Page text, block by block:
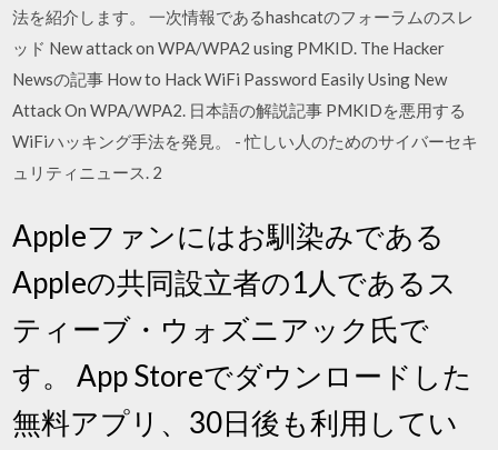
法を紹介します。 一次情報であるhashcatのフォーラムのスレ
ッド New attack on WPA/WPA2 using PMKID. The Hacker
Newsの記事 How to Hack WiFi Password Easily Using New
Attack On WPA/WPA2. 日本語の解説記事 PMKIDを悪用する
WiFiハッキング手法を発見。 - 忙しい人のためのサイバーセキ
ュリティニュース. 2
Appleファンにはお馴染みである
Appleの共同設立者の1人であるス
ティーブ・ウォズニアック氏で
す。 App Storeでダウンロードした
無料アプリ、30日後も利用してい